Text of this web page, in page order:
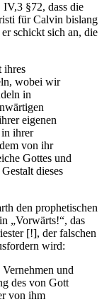
§72, dass die
für Calvin bislang
schickt sich an, die
ihres
wobei wir
in
eigenen
ihrer
von ihr
Gottes und
dieses
den prophetischen
„Vorwärts!“, das
[!], der falschen
wird:
und
des von Gott
von ihm